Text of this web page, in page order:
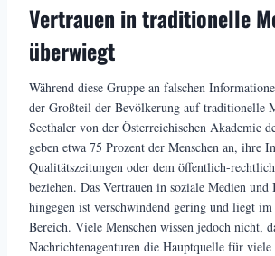
Vertrauen in traditionelle
überwiegt
Während diese Gruppe an falschen
der Großteil der Bevölkerung auf traditionelle
Seethaler von der Österreichischen Akademie
geben etwa 75 Prozent der Menschen an, ihre
Qualitätszeitungen oder dem öffentlich-
beziehen. Das Vertrauen in soziale Medien
hingegen ist verschwindend gering und liegt
Bereich. Viele Menschen wissen jedoch nicht,
Nachrichtenagenturen die Hauptquelle für viele